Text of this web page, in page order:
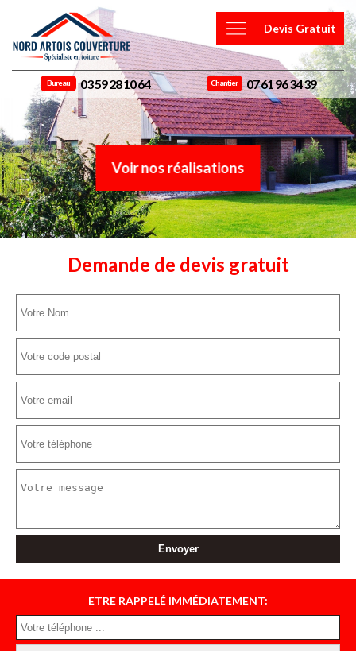
Devis Gratuit
Bureau 03 59 28 10 64 Chantier 07 61 96 34 39
Voir nos réalisations
Demande de devis gratuit
ETRE RAPPELÉ IMMÉDIATEMENT: